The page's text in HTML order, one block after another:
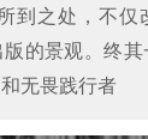
到之处，不仅
的景观。终
无畏践行者